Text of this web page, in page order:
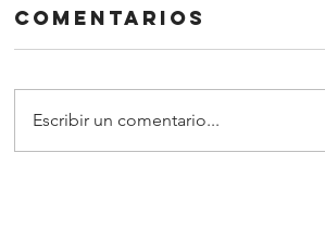
Comentarios
Escribir un comentario...